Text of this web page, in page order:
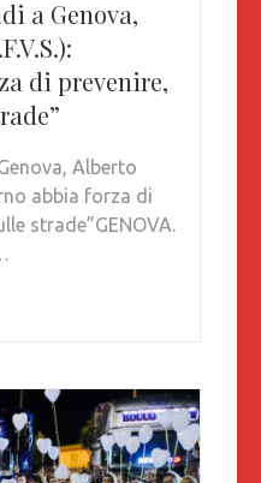
a Genova,
di prevenire,
Alberto
abbia forza di
strade”GENOVA.